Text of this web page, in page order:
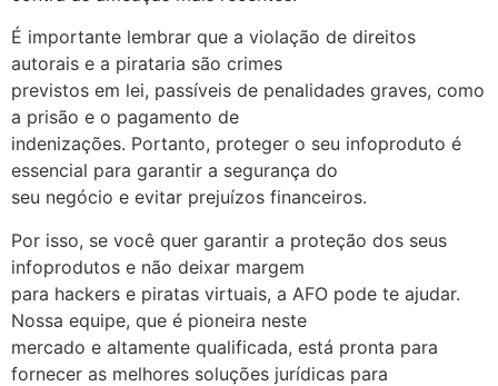
É importante lembrar que a violação de direitos
autorais e a pirataria são crimes
previstos em lei, passíveis de penalidades graves, como
a prisão e o pagamento de
indenizações. Portanto, proteger o seu infoproduto é
essencial para garantir a segurança do
seu negócio e evitar prejuízos financeiros.
Por isso, se você quer garantir a proteção dos seus
infoprodutos e não deixar margem
para hackers e piratas virtuais, a AFO pode te ajudar.
Nossa equipe, que é pioneira neste
mercado e altamente qualificada, está pronta para
fornecer as melhores soluções jurídicas para